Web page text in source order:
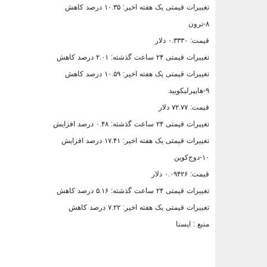
تغییرات قیمتی یک هفته اخیر: ۱۰.۳۵ درصد کاهش
۸-ترون
قیمت: ۰.۳۳۳۰ دلار
تغییرات قیمتی ۲۴ ساعت گذشته: ۲.۰۱ درصد کاهش
تغییرات قیمتی یک هفته اخیر: ۱۰.۵۹ درصد کاهش
۹-هایپرلیکویید
قیمت: ۷۲.۷۷ دلار
تغییرات قیمتی ۲۴ ساعت گذشته: ۰.۴۸ درصد افزایش
تغییرات قیمتی یک هفته اخیر: ۱۷.۴۱ درصد افزایش
۱۰-دوج‌کوین
قیمت: ۰.۰۹۴۲۶ دلار
تغییرات قیمتی ۲۴ ساعت گذشته: ۵.۱۶ درصد کاهش
تغییرات قیمتی یک هفته اخیر: ۷.۲۲ درصد کاهش
منبع : ایسنا